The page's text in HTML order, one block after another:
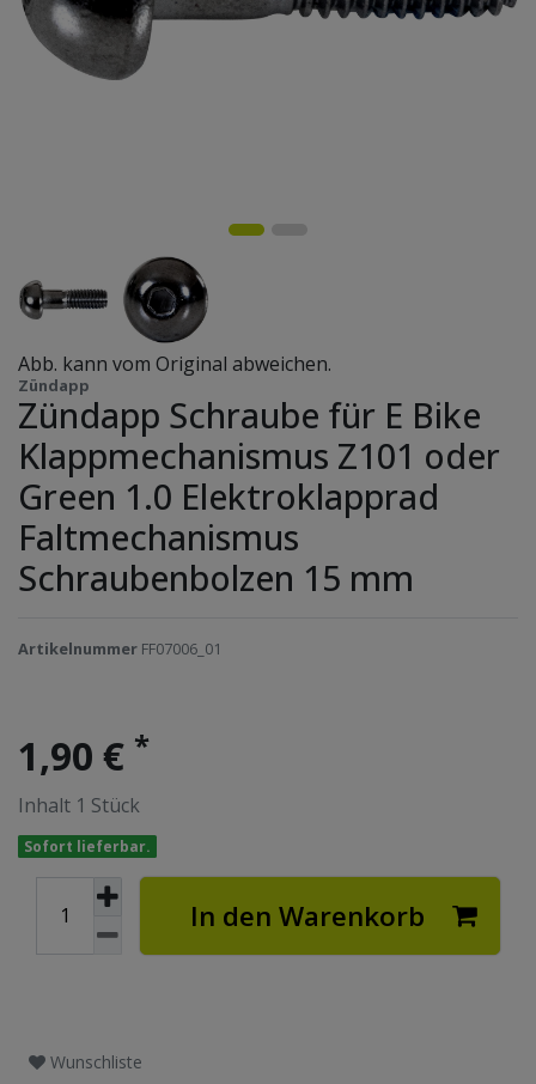
Abb. kann vom Original abweichen.
Zündapp
Zündapp Schraube für E Bike
Klappmechanismus Z101 oder
Green 1.0 Elektroklapprad
Faltmechanismus
Schraubenbolzen 15 mm
Artikelnummer FF07006_01
1,90 € *
Inhalt 1 Stück
Sofort lieferbar.
In den Warenkorb
Wunschliste